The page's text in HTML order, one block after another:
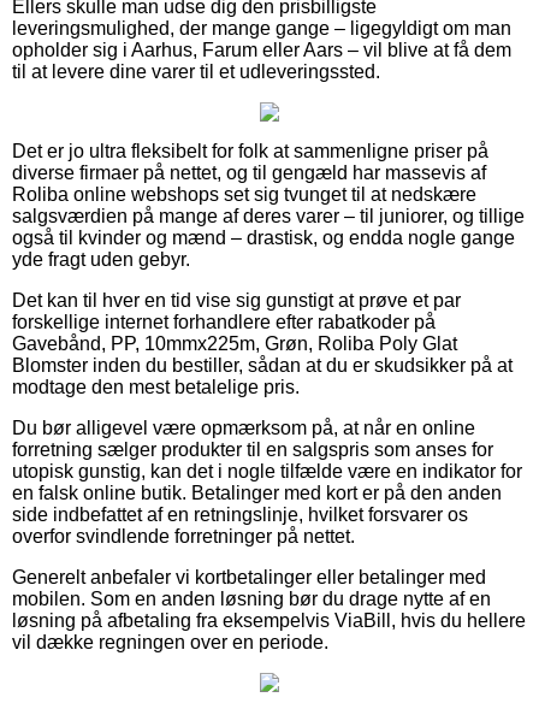
Ellers skulle man udse dig den prisbilligste
leveringsmulighed, der mange gange – ligegyldigt om man
opholder sig i Aarhus, Farum eller Aars – vil blive at få dem
til at levere dine varer til et udleveringssted.
Det er jo ultra fleksibelt for folk at sammenligne priser på
diverse firmaer på nettet, og til gengæld har massevis af
Roliba online webshops set sig tvunget til at nedskære
salgsværdien på mange af deres varer – til juniorer, og tillige
også til kvinder og mænd – drastisk, og endda nogle gange
yde fragt uden gebyr.
Det kan til hver en tid vise sig gunstigt at prøve et par
forskellige internet forhandlere efter rabatkoder på
Gavebånd, PP, 10mmx225m, Grøn, Roliba Poly Glat
Blomster inden du bestiller, sådan at du er skudsikker på at
modtage den mest betalelige pris.
Du bør alligevel være opmærksom på, at når en online
forretning sælger produkter til en salgspris som anses for
utopisk gunstig, kan det i nogle tilfælde være en indikator for
en falsk online butik. Betalinger med kort er på den anden
side indbefattet af en retningslinje, hvilket forsvarer os
overfor svindlende forretninger på nettet.
Generelt anbefaler vi kortbetalinger eller betalinger med
mobilen. Som en anden løsning bør du drage nytte af en
løsning på afbetaling fra eksempelvis ViaBill, hvis du hellere
vil dække regningen over en periode.